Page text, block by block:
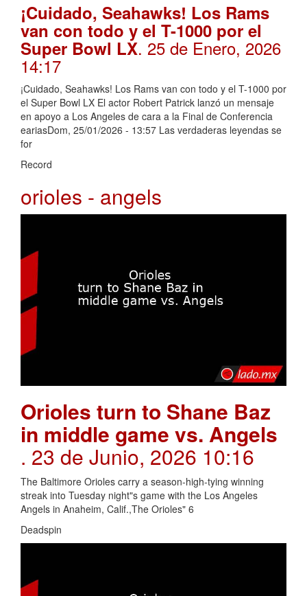
¡Cuidado, Seahawks! Los Rams
van con todo y el T-1000 por el
Super Bowl LX. 25 de Enero, 2026
14:17
¡Cuidado, Seahawks! Los Rams van con todo y el T-1000 por
el Super Bowl LX El actor Robert Patrick lanzó un mensaje
en apoyo a Los Angeles de cara a la Final de Conferencia
eariasDom, 25/01/2026 - 13:57 Las verdaderas leyendas se
for
Record
orioles - angels
Orioles turn to Shane Baz
in middle game vs. Angels
. 23 de Junio, 2026 10:16
The Baltimore Orioles carry a season-high-tying winning
streak into Tuesday night"s game with the Los Angeles
Angels in Anaheim, Calif.,The Orioles" 6
Deadspin